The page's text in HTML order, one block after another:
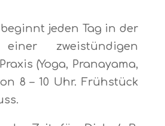
jeden Tag in der
zweistündigen
(Yoga, Pranayama,
8 – 10 Uhr. Frühstück